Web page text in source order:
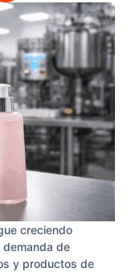
creciendo
de
y productos de